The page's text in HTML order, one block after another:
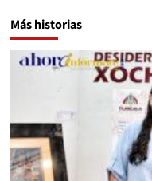
Más historias